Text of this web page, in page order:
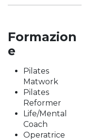
Formazion
e
Pilates
Matwork
Pilates
Reformer
Life/Mental
Coach
Operatrice